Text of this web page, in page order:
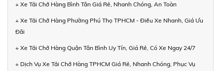
+ Xe Tải Chở Hàng Bình Tân Giá Rẻ, Nhanh Chóng, An Toàn
+ Xe Tải Chở Hàng Phường Phú Thọ TPHCM - Điều Xe Nhanh, Giá Ưu
Đãi
+ Xe Tải Chở Hàng Quận Tân Bình Uy Tín, Giá Rẻ, Có Xe Ngay 24/7
+ Dịch Vụ Xe Tải Chở Hàng TPHCM Giá Rẻ, Nhanh Chóng, Phục Vụ